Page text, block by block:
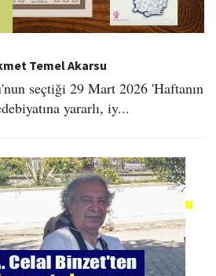
Temel Akarsu
seçtiği 29 Mart 2026 'Haftanın
yararlı, iy...